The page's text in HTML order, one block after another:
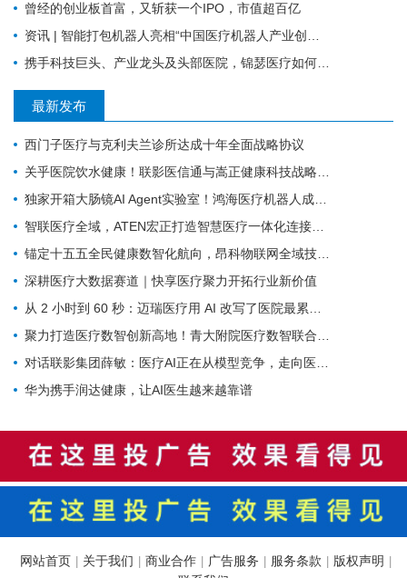
曾经的创业板首富，又斩获一个IPO，市值超百亿
资讯 | 智能打包机器人亮相“中国医疗机器人产业创新大会”！
携手科技巨头、产业龙头及头部医院，锦瑟医疗如何发力混合现实手术导航？
最新发布
西门子医疗与克利夫兰诊所达成十年全面战略协议
关乎医院饮水健康！联影医信通与嵩正健康科技战略合作
独家开箱大肠镜AI Agent实验室！鸿海医疗机器人成开刀房新要角
智联医疗全域，ATEN宏正打造智慧医疗一体化连接解决方案
锚定十五五全民健康数智化航向，昂科物联网全域技术筑牢智慧医院数字底座
深耕医疗大数据赛道｜快享医疗聚力开拓行业新价值
从 2 小时到 60 秒：迈瑞医疗用 AI 改写了医院最累科室的工作方式
聚力打造医疗数智创新高地！青大附院医疗数智联合实验室正式启用
对话联影集团薛敏：医疗AI正在从模型竞争，走向医疗体系的重构
华为携手润达健康，让AI医生越来越靠谱
网站首页 关于我们 商业合作 广告服务 服务条款 版权声明